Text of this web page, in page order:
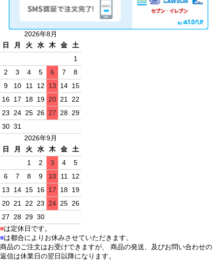
2026年8月
日
月 火 水 木 金
土
1
2
3 4 5 6 7
8
9
10 11 12 13 14 15
16 17 18 19 20 21 22
23 24 25 26 27 28 29
30 31
2026年9月
日
月 火 水 木 金
土
1
2 3 4
5
6
7 8 9 10 11 12
13
14 15 16 17 18 19
20 21 22 23 24 25 26
27 28 29 30
■は定休日です。
■は都合によりお休みさせていただきます。
商品のご注文はお受けできますが、 商品の発送、及びお問い合わせの
返信は休業日の翌日以降になります。